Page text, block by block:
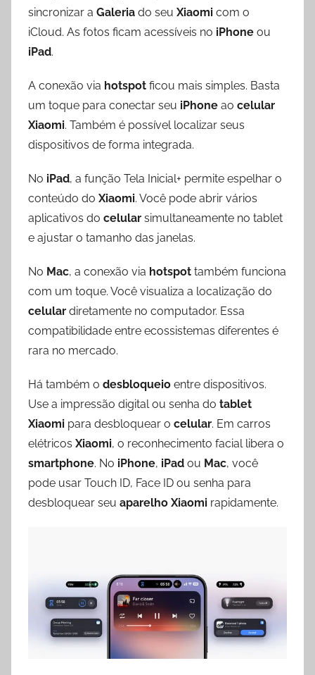
sincronizar a Galeria do seu Xiaomi com o
iCloud. As fotos ficam acessíveis no iPhone ou
iPad.
A conexão via hotspot ficou mais simples. Basta
um toque para conectar seu iPhone ao celular
Xiaomi. Também é possível localizar seus
dispositivos de forma integrada.
No iPad, a função Tela Inicial+ permite espelhar o
conteúdo do Xiaomi. Você pode abrir vários
aplicativos do celular simultaneamente no tablet
e ajustar o tamanho das janelas.
No Mac, a conexão via hotspot também funciona
com um toque. Você visualiza a localização do
celular diretamente no computador. Essa
compatibilidade entre ecossistemas diferentes é
rara no mercado.
Há também o desbloqueio entre dispositivos.
Use a impressão digital ou senha do tablet
Xiaomi para desbloquear o celular. Em carros
elétricos Xiaomi, o reconhecimento facial libera o
smartphone. No iPhone, iPad ou Mac, você
pode usar Touch ID, Face ID ou senha para
desbloquear seu aparelho Xiaomi rapidamente.